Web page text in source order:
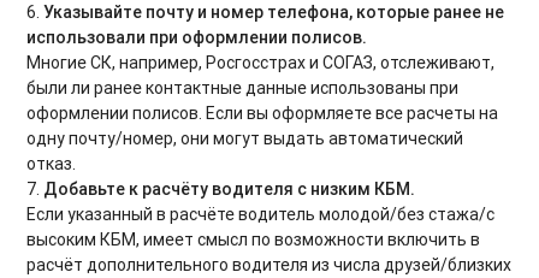
6. Указывайте почту и номер телефона, которые ранее не
использовали при оформлении полисов.
Многие СК, например, Росгосстрах и СОГАЗ, отслеживают,
были ли ранее контактные данные использованы при
оформлении полисов. Если вы оформляете все расчеты на
одну почту/номер, они могут выдать автоматический
отказ.
7. Добавьте к расчёту водителя с низким КБМ.
Если указанный в расчёте водитель молодой/без стажа/с
высоким КБМ, имеет смысл по возможности включить в
расчёт дополнительного водителя из числа друзей/близких